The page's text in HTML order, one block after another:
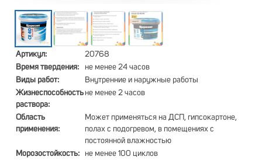
Артикул:
20768
Время твердения:
не менее 24 часов
Виды работ:
Внутренние и наружные работы
Жизнеспособность
раствора:
не менее 2 часов
Область
применения:
Может применяться на ДСП, гипсокартоне,
полах с подогревом, в помещениях с
постоянной влажностью
Морозостойкость:
не менее 100 циклов